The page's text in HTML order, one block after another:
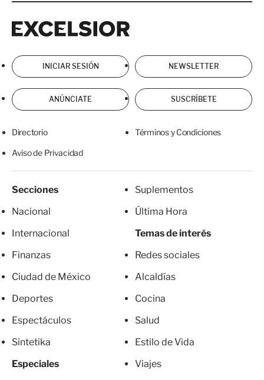
INICIAR SESIÓN NEWSLETTER
ANÚNCIATE SUSCRÍBETE
Directorio Términos y Condiciones
Aviso de Privacidad
Secciones
Nacional
Internacional
Finanzas
Ciudad de México
Deportes
Espectáculos
Sintetika
Especiales
Suplementos
Última Hora
Temas de interés
Redes sociales
Alcaldías
Cocina
Salud
Estilo de Vida
Viajes